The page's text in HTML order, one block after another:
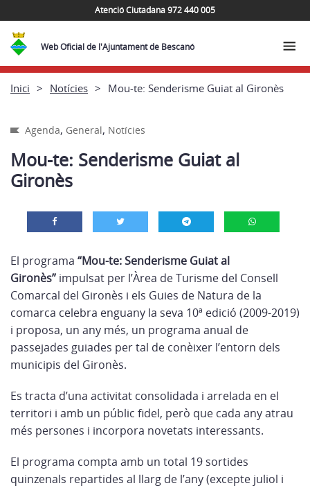
Atenció Ciutadana 972 440 005
Web Oficial de l'Ajuntament de Bescanó
Inici Notícies Mou-te: Senderisme Guiat al Gironès
Agenda, General, Notícies
Mou-te: Senderisme Guiat al
Gironès
El programa “Mou-te: Senderisme Guiat al
Gironès” impulsat per l’Àrea de Turisme del Consell
Comarcal del Gironès i els Guies de Natura de la
comarca celebra enguany la seva 10ª edició (2009-2019)
i proposa, un any més, un programa anual de
passejades guiades per tal de conèixer l’entorn dels
municipis del Gironès.
Es tracta d’una activitat consolidada i arrelada en el
territori i amb un públic fidel, però que cada any atrau
més persones i incorpora novetats interessants.
El programa compta amb un total 19 sortides
quinzenals repartides al llarg de l’any (excepte juliol i